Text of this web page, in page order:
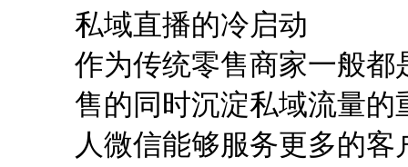
私域直播的冷启动
作为传统零售商家一般
售的同时沉淀私域流量
人微信能够服务更多的